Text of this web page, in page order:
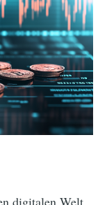
digitalen Welt